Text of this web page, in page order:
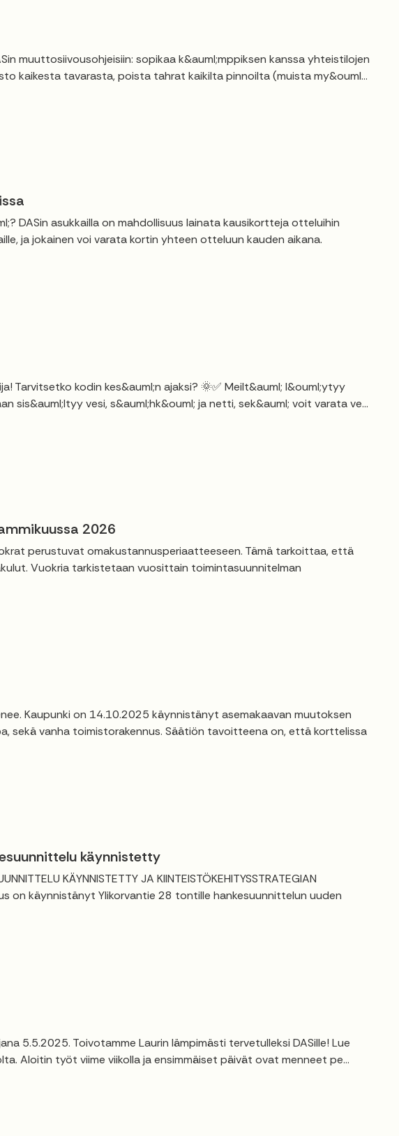
muuttosiivousohjeisiin: sopikaa k&auml;mppiksen kanssa yhteistilojen
kaikesta tavarasta, poista tahrat kaikilta pinnoilta (muista my&ouml...
DASin asukkailla on mahdollisuus lainata kausikortteja otteluihin
ja jokainen voi varata kortin yhteen otteluun kauden aikana.
Tarvitsetko kodin kes&auml;n ajaksi? 🌞✅ Meilt&auml; l&ouml;ytyy
sis&auml;ltyy vesi, s&auml;hk&ouml; ja netti, sek&auml; voit varata ve...
2026
perustuvat omakustannusperiaatteeseen. Tämä tarkoittaa, että
Vuokria tarkistetaan vuosittain toimintasuunnitelman
Kaupunki on 14.10.2025 käynnistänyt asemakaavan muutoksen
sekä vanha toimistorakennus. Säätiön tavoitteena on, että korttelissa
käynnistetty
KÄYNNISTETTY JA KIINTEISTÖKEHITYSSTRATEGIAN
on käynnistänyt Ylikorvantie 28 tontille hankesuunnittelun uuden
5.5.2025. Toivotamme Laurin lämpimästi tervetulleksi DASille! Lue
Aloitin työt viime viikolla ja ensimmäiset päivät ovat menneet pe...